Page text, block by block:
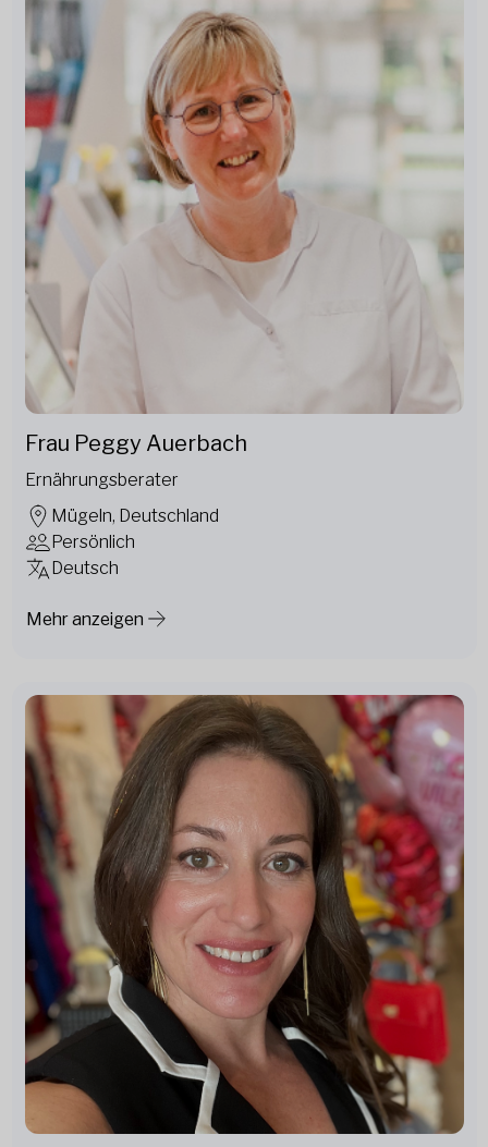
Frau Peggy Auerbach
Ernährungsberater
Mügeln, Deutschland
Persönlich
Deutsch
Mehr anzeigen